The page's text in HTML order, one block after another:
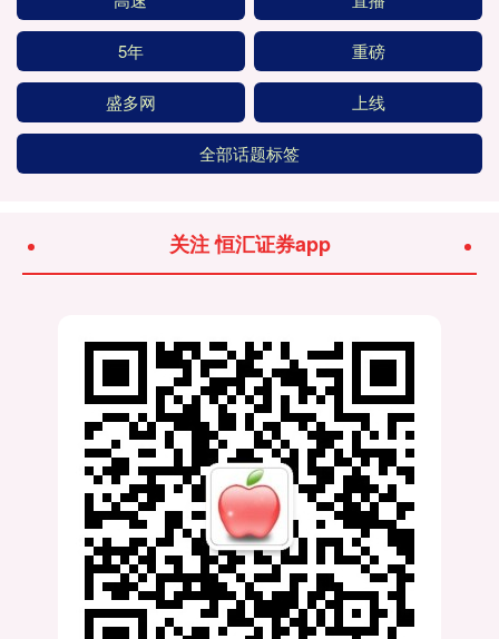
5年 重磅
盛多网 上线
全部话题标签
关注 恒汇证券app